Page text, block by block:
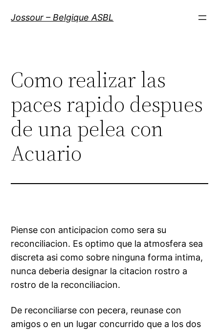
Jossour – Belgique ASBL
Como realizar las
paces rapido despues
de una pelea con
Acuario
Piense con anticipacion como sera su
reconciliacion. Es optimo que la atmosfera sea
discreta asi­ como sobre ninguna forma intima,
nunca deberia designar la citacion rostro a
rostro de la reconciliacion.
De reconciliarse con pecera, reunase con
amigos o en un lugar concurrido que a los dos